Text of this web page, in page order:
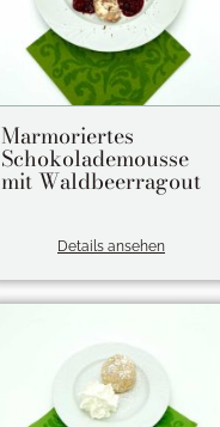
Marmoriertes
Schokolademousse
mit Waldbeerragout
Details ansehen